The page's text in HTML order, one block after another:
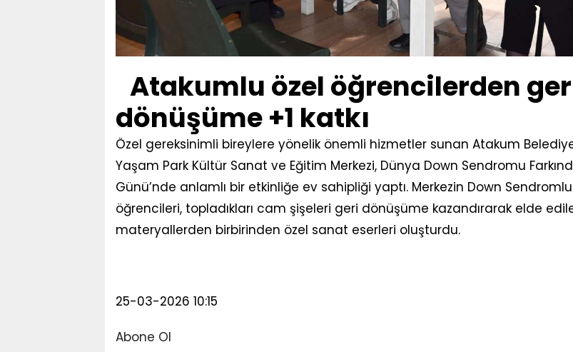
Atakumlu özel öğrencilerden
dönüşüme +1 katkı
Özel gereksinimli bireylere yönelik önemli hizmetler sunan Atakum
Yaşam Park Kültür Sanat ve Eğitim Merkezi, Dünya Down Sendromu
Günü’nde anlamlı bir etkinliğe ev sahipliği yaptı. Merkezin Down Sendromlu
öğrencileri, topladıkları cam şişeleri geri dönüşüme kazandırarak elde
materyallerden birbirinden özel sanat eserleri oluşturdu.
25-03-2026 10:15
Abone Ol